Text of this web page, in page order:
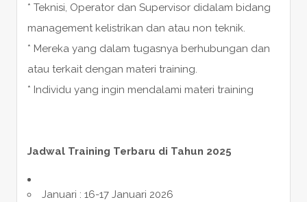
* Teknisi, Operator dan Supervisor didalam bidang
management kelistrikan dan atau non teknik.
* Mereka yang dalam tugasnya berhubungan dan
atau terkait dengan materi training.
* Individu yang ingin mendalami materi training
Jadwal Training Terbaru di Tahun 2025
Januari : 16-17 Januari 2026